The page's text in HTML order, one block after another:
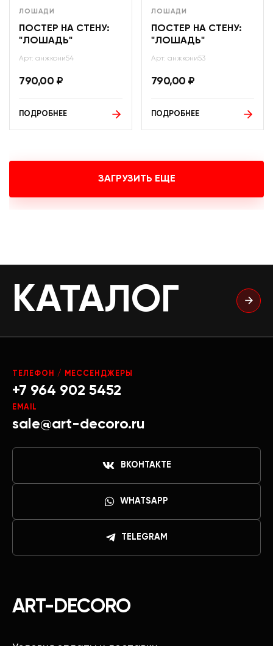
ЛОШАДИ
ПОСТЕР НА СТЕНУ:
"ЛОШАДЬ"
Арт: анжкони54
790,00 ₽
ПОДРОБНЕЕ
ЛОШАДИ
ПОСТЕР НА СТЕНУ:
"ЛОШАДЬ"
Арт: анжкони53
790,00 ₽
ПОДРОБНЕЕ
ЗАГРУЗИТЬ ЕЩЕ
КАТАЛОГ
ART-DECORO
ТЕЛЕФОН / МЕССЕНДЖЕРЫ
+7 964 902 5452
EMAIL
sale@art-decoro.ru
ВКОНТАКТЕ
WHATSAPP
TELEGRAM